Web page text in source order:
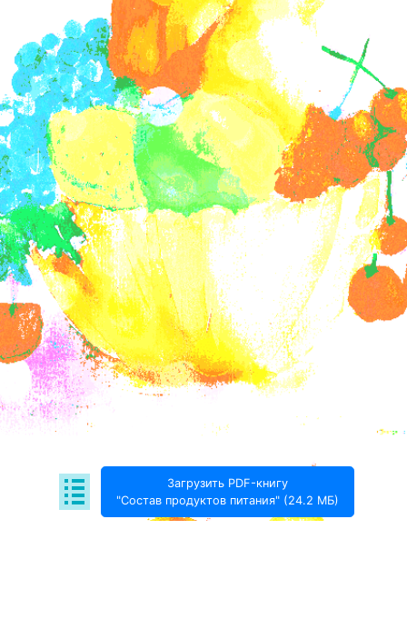
Загрузить PDF-книгу
"Состав продуктов питания" (24.2 МБ)